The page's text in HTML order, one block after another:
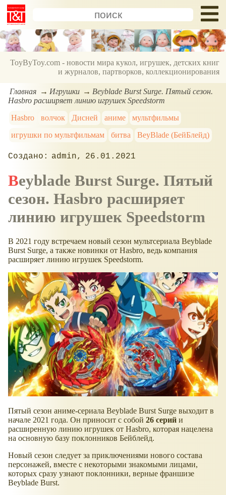
ToyByToy.com - новости мира кукол, игрушек, детских книг
и журналов, партворков, коллекционирования
Главная Игрушки
Beyblade Burst Surge. Пятый сезон.
Hasbro расширяет линию игрушек Speedstorm
Hasbro
волчок Дисней аниме
мультфильмы
игрушки по мультфильмам
битва BeyBlade (БейБлейд)
admin 26.01.2021
Beyblade Burst Surge. Пятый
сезон. Hasbro расширяет
линию игрушек Speedstorm
В 2021 году встречаем новый сезон мультсериала Beyblade
Burst Surge, а также новинки от Hasbro, ведь компания
расширяет линию игрушек Speedstorm.
Пятый сезон аниме-сериала Beyblade Burst Surge выходит в
начале 2021 года. Он приносит с собой 26 серий и
расширенную линию игрушек от Hasbro, которая нацелена
на основную базу поклонников Бейблейд.
Новый сезон следует за приключениями нового состава
персонажей, вместе с некоторыми знакомыми лицами,
которых сразу узнают поклонники, верные франшизе
Beyblade Burst.